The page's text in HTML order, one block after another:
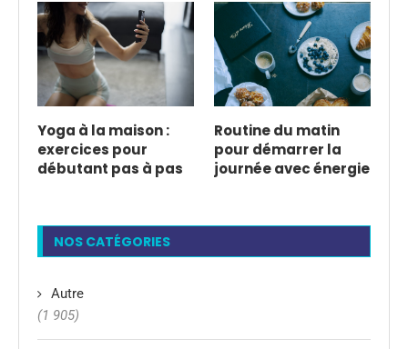
Yoga à la maison :
exercices pour
débutant pas à pas
Routine du matin
pour démarrer la
journée avec énergie
NOS CATÉGORIES
Autre
(1 905)